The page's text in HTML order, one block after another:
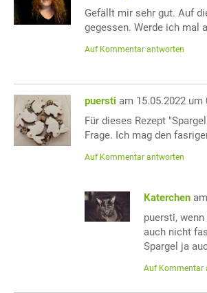
Gefällt mir sehr gut. Auf
gegessen. Werde ich mal
Auf Kommentar antworten
puersti am 15.05.2022 um
Für dieses Rezept
Frage. Ich mag den
Auf Kommentar antworten
Katerchen
puersti,
auch nicht
Spargel ja
Auf Kommentar